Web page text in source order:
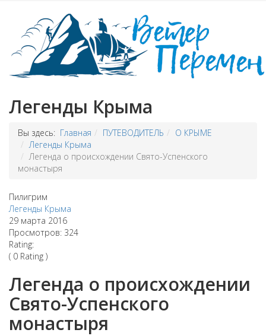
Легенды Крыма
Вы здесь: Главная ПУТЕВОДИТЕЛЬ
О КРЫМЕ
Легенды Крыма
Легенда о происхождении Свято-Успенского
монастыря
Пилигрим
Легенды Крыма
29 марта 2016
Просмотров: 324
Rating:
( 0 Rating )
Легенда о происхождении
Свято-Успенского
монастыря